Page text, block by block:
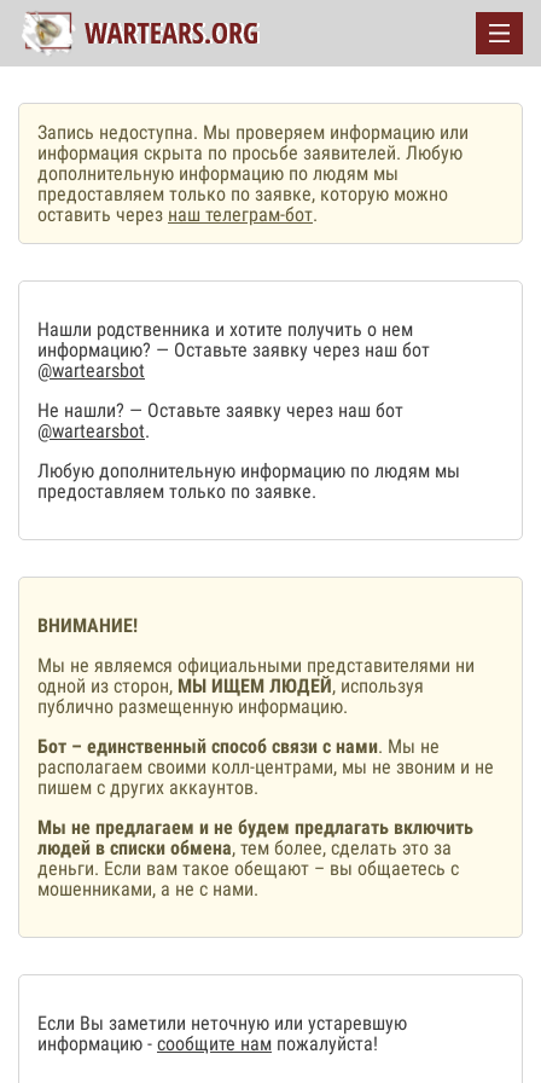
Запись недоступна. Мы проверяем информацию или
информация скрыта по просьбе заявителей. Любую
дополнительную информацию по людям мы
предоставляем только по заявке, которую можно
оставить через наш телеграм-бот.
Нашли родственника и хотите получить о нем
информацию? — Оставьте заявку через наш бот
@wartearsbot
Не нашли? — Оставьте заявку через наш бот
@wartearsbot.
Любую дополнительную информацию по людям мы
предоставляем только по заявке.
ВНИМАНИЕ!
Мы не являемся официальными представителями ни
одной из сторон, МЫ ИЩЕМ ЛЮДЕЙ, используя
публично размещенную информацию.
Бот – единственный способ связи с нами. Мы не
располагаем своими колл-центрами, мы не звоним и не
пишем с других аккаунтов.
Мы не предлагаем и не будем предлагать включить
людей в списки обмена, тем более, сделать это за
деньги. Если вам такое обещают – вы общаетесь с
мошенниками, а не с нами.
Если Вы заметили неточную или устаревшую
информацию - сообщите нам пожалуйста!